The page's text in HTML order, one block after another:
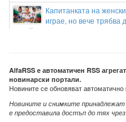
Капитанката на
играе, но вече
семейството
Правителството на
Мондиал 2026 да е в
AlfaRSS е автоматичен RSS
новинарски портали.
Новините се обновяват
Новините и снимките
е предоставила достъп до тях чрез